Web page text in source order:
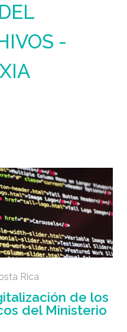
-
Rica
de los
del Ministerio